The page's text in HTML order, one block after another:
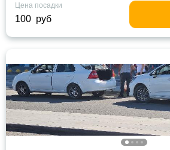
Цена посадки
100 руб